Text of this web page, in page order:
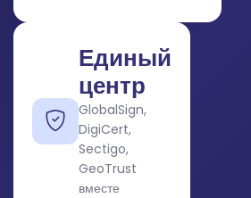
Единый
центр
GlobalSign,
DigiCert,
Sectigo,
GeoTrust
вместе